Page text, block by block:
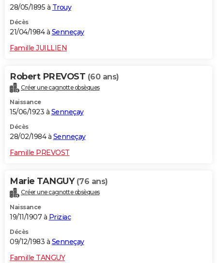
28/05/1895 à Trouy
Décès
21/04/1984 à Senneçay
Famille JUILLIEN
Robert PREVOST (60 ans)
Créer une cagnotte obsèques
Naissance
15/06/1923 à Senneçay
Décès
28/02/1984 à Senneçay
Famille PREVOST
Marie TANGUY (76 ans)
Créer une cagnotte obsèques
Naissance
19/11/1907 à Priziac
Décès
09/12/1983 à Senneçay
Famille TANGUY